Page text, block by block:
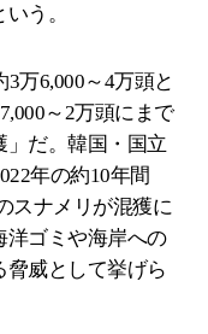
う。
万6,000～4万頭と
～2万頭にまで
」だ。韓国・国立
年の約10年間
スナメリが混獲に
洋ゴミや海岸への
威として挙げら